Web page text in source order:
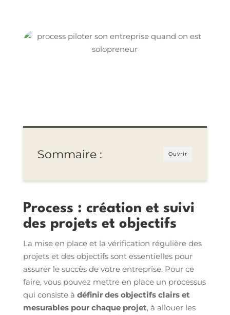
Ouvrir
Sommaire :
Process : création et suivi
des projets et objectifs
La mise en place et la vérification régulière des
projets et des objectifs sont essentielles pour
assurer le succès de votre entreprise. Pour ce
faire, vous pouvez mettre en place un processus
qui consiste à définir des objectifs clairs et
mesurables pour chaque projet, à allouer les